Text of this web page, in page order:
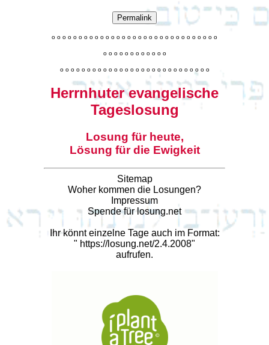
Permalink
o o o o o o o o o o o o o o o o o o o o o o o o o o o o o o o
o o o o o o o o o o o o
o o o o o o o o o o o o o o o o o o o o o o o o o o o o
Herrnhuter evangelische
Tageslosung
Losung für heute,
Lösung für die Ewigkeit
Sitemap
Woher kommen die Losungen?
Impressum
Spende für losung.net
Ihr könnt einzelne Tage auch im Format:
" https://losung.net/2.4.2008"
aufrufen.